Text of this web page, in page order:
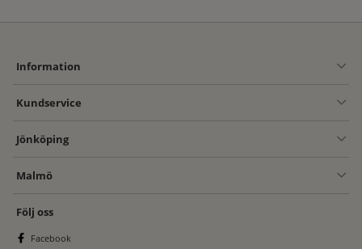
Information
Kundservice
Jönköping
Malmö
Följ oss
Facebook